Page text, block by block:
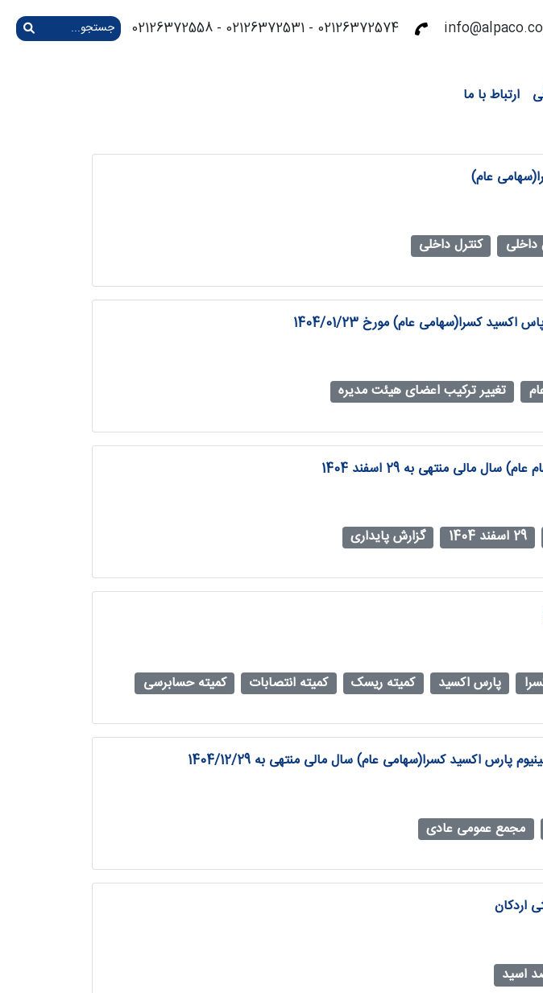
info@alpaco.co
02126372574 - 02126372531 - 02126372558
ارتباط با ما
عام)
داخلی کنترل داخلی
کسرا(سهامی عام) مورخ 1404/01/23
تغییر ترکیب اعضای هیئت مدیره
مالی منتهی به 29 اسفند 1404
29 اسفند 1404 گزارش پایداری
پارس اکسید کمیته ریسک کمیته انتصابات کمیته حسابرسی
اکسید کسرا(سهامی عام) سال مالی منتهی به 1404/12/29
مجمع عمومی عادی
اردکان
اسید